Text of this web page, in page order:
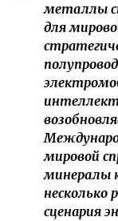
металлы
для
мировой
минералы
несколько
сценария